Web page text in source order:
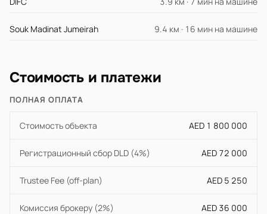
Souk Madinat Jumeirah 9.4 км · 16 мин на машине
Стоимость и платежи
ПОЛНАЯ ОПЛАТА
Стоимость объекта AED 1 800 000
Регистрационный сбор DLD (4%) AED 72 000
Trustee Fee (off-plan) AED 5 250
Комиссия брокеру (2%) AED 36 000